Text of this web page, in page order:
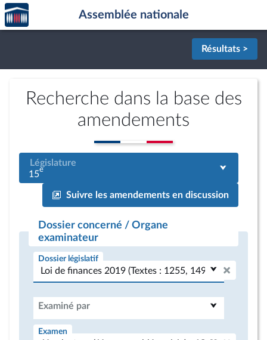
Aller au contenu
Aller en bas de la page
Accèder
à la
page
Assemblée nationale
Résultats >
Recherche dans la base des
amendements
Législature
15e
Suivre les amendements en discussion
Dossier concerné / Organe
examinateur
Dossier législatif
Examiné par
Examen